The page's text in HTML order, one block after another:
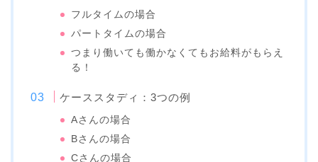
フルタイムの場合
パートタイムの場合
つまり働いても働かなくてもお給料がもらえ
る！
ケーススタディ：3つの例
Aさんの場合
Bさんの場合
Cさんの場合